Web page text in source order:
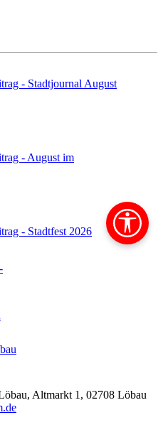
Altmarkt 1, 02708 Löbau